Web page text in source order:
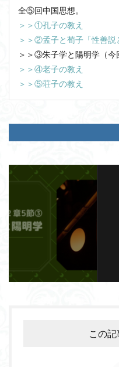
全⑤回中国思想。
＞＞①孔子の教え
＞＞②孟子と荀子「性善説
＞＞③朱子学と陽明学（今
＞＞④老子の教え
＞＞⑤荘子の教え
この記